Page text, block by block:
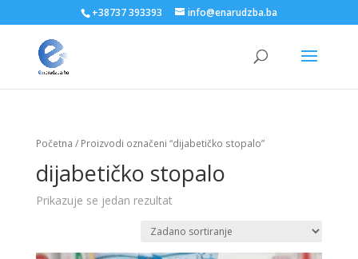
+38737 393393 info@enarudzba.ba
Početna / Proizvodi označeni “dijabetičko stopalo”
dijabetičko stopalo
Prikazuje se jedan rezultat